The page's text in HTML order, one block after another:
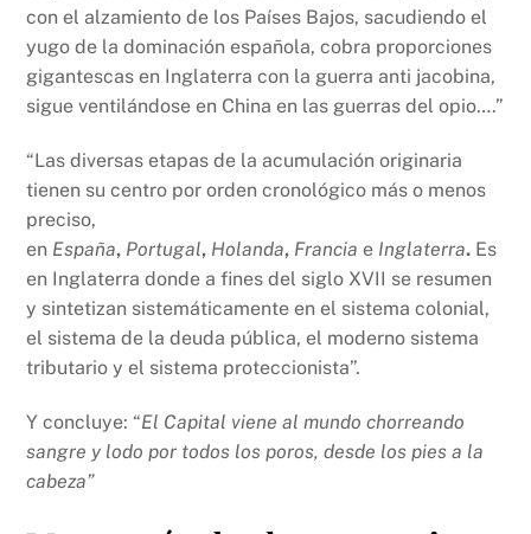
con el alzamiento de los Países Bajos, sacudiendo el
yugo de la dominación española, cobra proporciones
gigantescas en Inglaterra con la guerra anti jacobina,
sigue ventilándose en China en las guerras del opio….”
“Las diversas etapas de la acumulación originaria
tienen su centro por orden cronológico más o menos
preciso,
en España, Portugal, Holanda, Francia e Inglaterra. Es
en Inglaterra donde a fines del siglo XVII se resumen
y sintetizan sistemáticamente en el sistema colonial,
el sistema de la deuda pública, el moderno sistema
tributario y el sistema proteccionista”.
Y concluye: “El Capital viene al mundo chorreando
sangre y lodo por todos los poros, desde los pies a la
cabeza”